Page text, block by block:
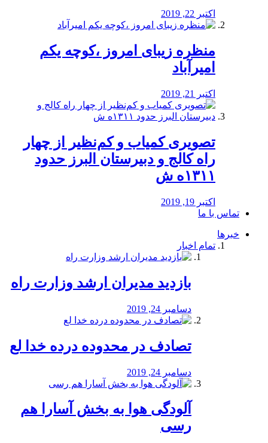
اکتبر 22, 2019
منظره‌‌ زیبای امروز ،کوچه یکم
امیرآباد
اکتبر 21, 2019
️تصویری کمیاب و کم‌نظیر از چهار
راه كالج و دبيرستان البرز حدود
۱۳۱۱ه ش
اکتبر 19, 2019
تماس با ما
خبرها
تمام اخبار
بازدید مدیران ارشد وزارت راه
دسامبر 24, 2019
تصادف در محدوده درده خدا لع
دسامبر 24, 2019
آلودگی هوا به بخش آسارا هم
رسی